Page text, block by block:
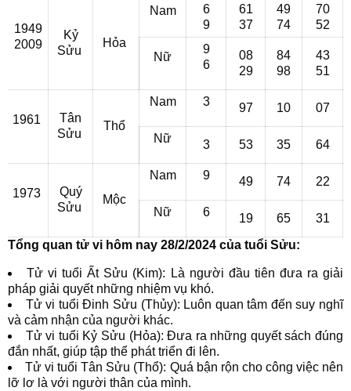
1949
2009
Kỷ
Sửu
Hỏa
Nam
6
9
61
37
49
74
70
52
Nữ
9
6
08
29
84
98
43
51
1961
Tân
Sửu
Thổ
Nam 3 97 10 07
Nữ 3 53 35 64
1973
Quý
Sửu
Mộc
Nam 9 49 74 22
Nữ 6 19 65
31
Tổng quan tử vi hôm nay 28/2/2024 của tuổi Sửu:
Tử vi tuổi Ất Sửu (Kim): Là người đầu tiên đưa ra giải
pháp giải quyết những nhiệm vụ khó.
Tử vi tuổi Đinh Sửu (Thủy): Luôn quan tâm đến suy nghĩ
và cảm nhận của người khác.
Tử vi tuổi Kỷ Sửu (Hỏa): Đưa ra những quyết sách đúng
đắn nhất, giúp tập thể phát triển đi lên.
Tử vi tuổi Tân Sửu (Thổ): Quá bận rộn cho công việc nên
lỡ lơ là với người thân của mình.